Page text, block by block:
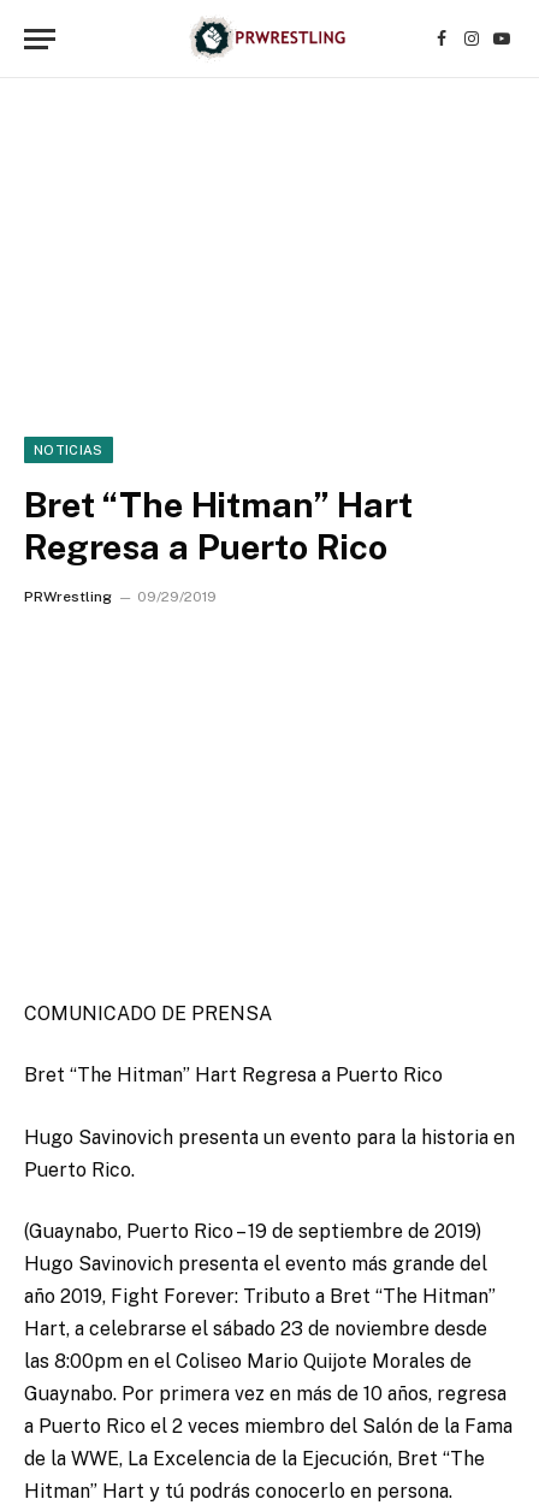
Facebook
NOTICIAS
Bret “The Hitman” Hart
Regresa a Puerto Rico
PRWrestling 09/29/2019
COMUNICADO DE PRENSA
Bret “The Hitman” Hart Regresa a Puerto Rico
Hugo Savinovich presenta un evento para la historia en
Puerto Rico.
(Guaynabo, Puerto Rico – 19 de septiembre de 2019)
Hugo Savinovich presenta el evento más grande del
año 2019, Fight Forever: Tributo a Bret “The Hitman”
Hart, a celebrarse el sábado 23 de noviembre desde
las 8:00pm en el Coliseo Mario Quijote Morales de
Guaynabo. Por primera vez en más de 10 años, regresa
a Puerto Rico el 2 veces miembro del Salón de la Fama
de la WWE, La Excelencia de la Ejecución, Bret “The
Hitman” Hart y tú podrás conocerlo en persona.